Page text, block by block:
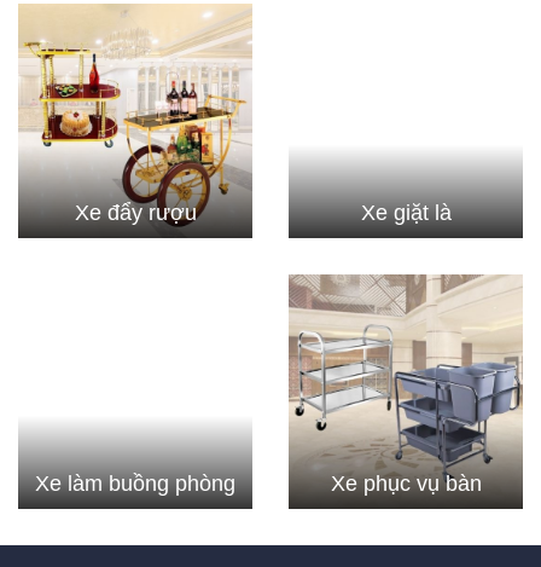
Xe đẩy rượu Xe giặt là
Xe làm buồng phòng Xe phục vụ bàn